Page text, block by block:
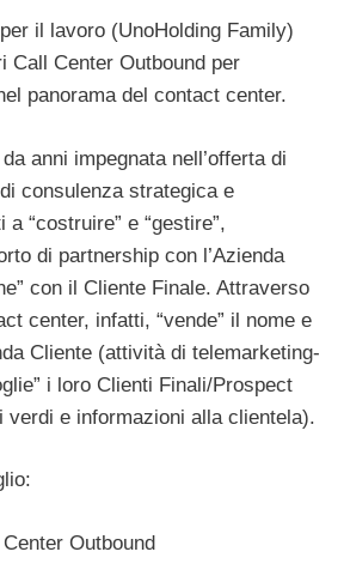
il lavoro (UnoHolding Family)
Call Center Outbound per
panorama del contact center.
anni impegnata nell’offerta di
consulenza strategica e
“costruire” e “gestire”,
di partnership con l’Azienda
con il Cliente Finale. Attraverso
center, infatti, “vende” il nome e
Cliente (attività di telemarketing-
i loro Clienti Finali/Prospect
verdi e informazioni alla clientela).
Outbound